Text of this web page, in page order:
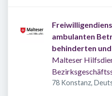
ambulanten
behinderten
Malteser
78 Konstanz,